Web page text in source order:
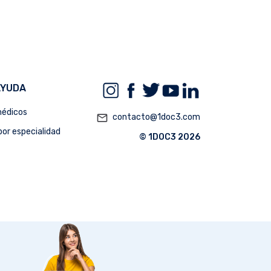
especialidad
mail_outline contacto@1doc3.com
© 1DOC3 2026